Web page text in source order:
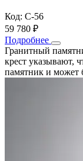
Код: С-56
59 780 ₽
Подробнее
Гранитный
крест указывают,
памятник и может